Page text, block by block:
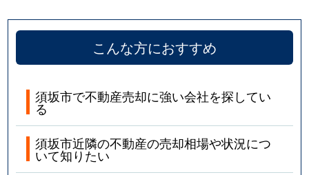
こんな方におすすめ
須坂市で不動産売却に強い会社を探してい
る
須坂市近隣の不動産の売却相場や状況につ
いて知りたい